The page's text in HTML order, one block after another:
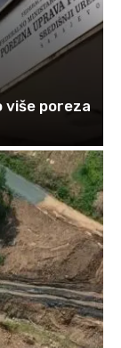
više poreza